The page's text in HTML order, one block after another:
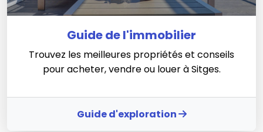
Guide de l'immobilier
Trouvez les meilleures propriétés et conseils
pour acheter, vendre ou louer à Sitges.
Guide d'exploration